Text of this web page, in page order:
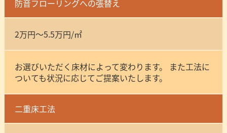
防音フローリングへの張替え
2万円～5.5万円/㎡
お選びいただく床材によって変わります。 また工法に
ついても状況に応じてご提案いたします。
二重床工法